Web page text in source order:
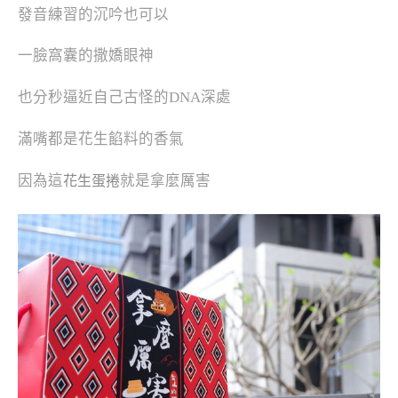
發音練習的沉吟也可以
一臉窩囊的撒嬌眼神
也分秒逼近自己古怪的DNA深處
滿嘴都是花生餡料的香氣
因為這花生蛋捲就是拿麼厲害